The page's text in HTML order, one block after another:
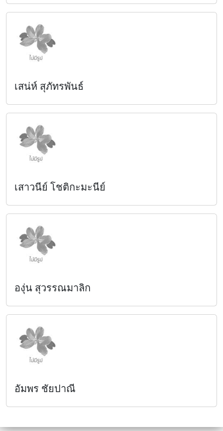
เสน่ห์ สุภัทรพันธ์
เสาวนีย์ โชติกะมะนีย์
องุ่น สุวรรณมาลิก
อัมพร ชัยปาณี